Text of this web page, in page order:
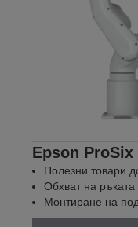
Epson ProSix
Полезни товари
Обхват на
Монтиране на